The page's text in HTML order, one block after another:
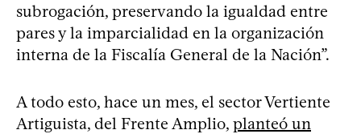
subrogación, preservando la igualdad entre
pares y la imparcialidad en la organización
interna de la Fiscalía General de la Nación”.
A todo esto, hace un mes, el sector Vertiente
Artiguista, del Frente Amplio, planteó un